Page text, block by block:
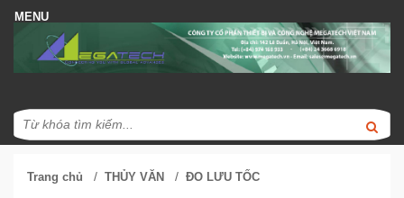
Trang chủ / THỦY VĂN / ĐO LƯU TỐC